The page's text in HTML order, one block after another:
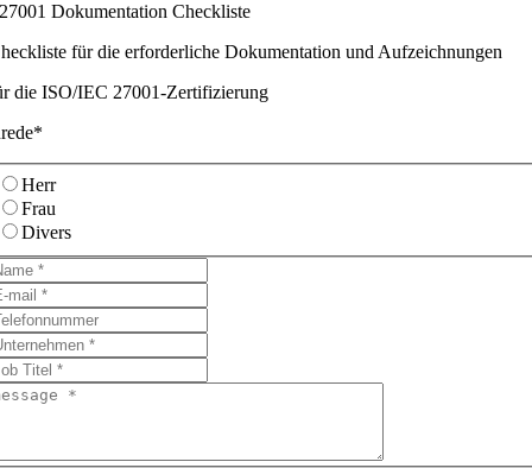
27001 Dokumentation Checkliste
für die erforderliche Dokumentation und Aufzeichnungen
die ISO/IEC 27001-Zertifizierung
Herr
Frau
Divers